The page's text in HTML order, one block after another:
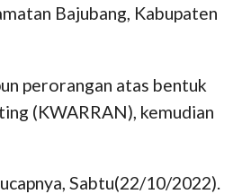
Bajubang, Kabupaten
perorangan atas bentuk
(KWARRAN), kemudian
Sabtu(22/10/2022).